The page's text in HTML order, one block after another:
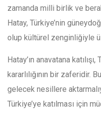
zamanda milli birlik ve
Hatay, Türkiye’nin
olup kültürel zenginliğiyle
Hatay’ın anavatana
kararlılığının bir zaferidir.
gelecek nesillere
Türkiye’ye katılması için